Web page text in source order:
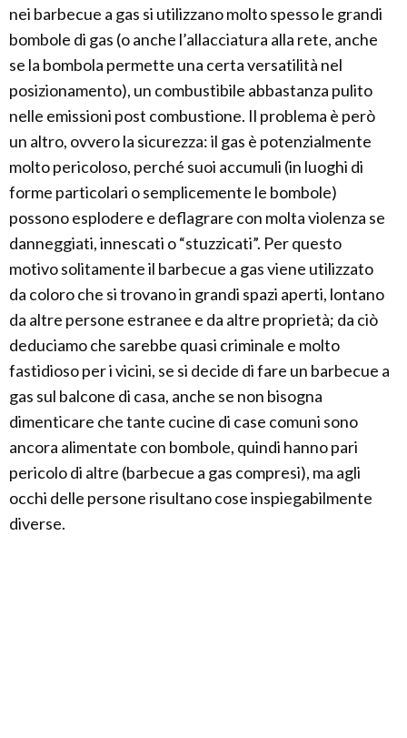
nei barbecue a gas si utilizzano molto spesso le grandi
bombole di gas (o anche l’allacciatura alla rete, anche
se la bombola permette una certa versatilità nel
posizionamento), un combustibile abbastanza pulito
nelle emissioni post combustione. Il problema è però
un altro, ovvero la sicurezza: il gas è potenzialmente
molto pericoloso, perché suoi accumuli (in luoghi di
forme particolari o semplicemente le bombole)
possono esplodere e deflagrare con molta violenza se
danneggiati, innescati o “stuzzicati”. Per questo
motivo solitamente il barbecue a gas viene utilizzato
da coloro che si trovano in grandi spazi aperti, lontano
da altre persone estranee e da altre proprietà; da ciò
deduciamo che sarebbe quasi criminale e molto
fastidioso per i vicini, se si decide di fare un barbecue a
gas sul balcone di casa, anche se non bisogna
dimenticare che tante cucine di case comuni sono
ancora alimentate con bombole, quindi hanno pari
pericolo di altre (barbecue a gas compresi), ma agli
occhi delle persone risultano cose inspiegabilmente
diverse.